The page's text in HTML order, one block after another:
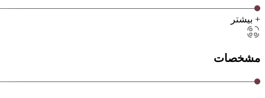
+ بیشتر
مشخصات